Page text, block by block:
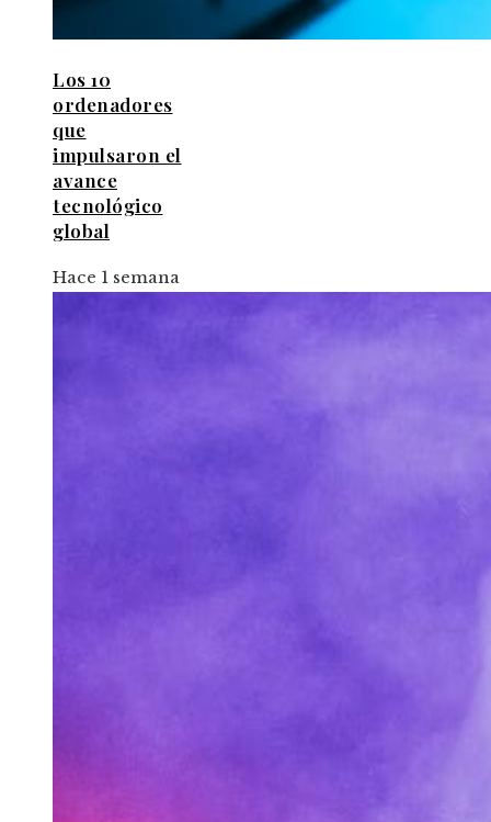
Los 10
ordenadores
que
impulsaron el
avance
tecnológico
global
Hace 1 semana